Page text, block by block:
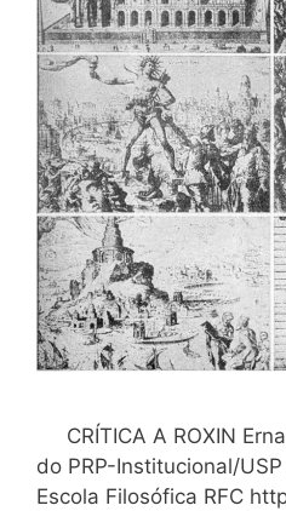
CRÍTICA A ROXIN
do PRP-Institucional/
Escola Filosófica RFC